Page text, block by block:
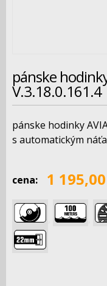
pánske
V.3.18.0.161.4
pánske hodinky
s automatickým
cena: 1